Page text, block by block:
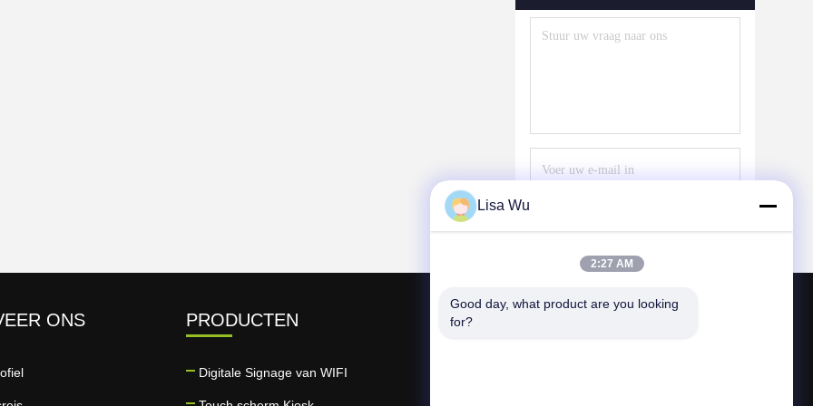
Digitale Signage Vertoning(31)
ONS PRODUCTEN
Digitale Signage van WIFI
CONTACT DE V.S.
Lisa Wu
2:27 AM
Good day, what product are you looking
for?